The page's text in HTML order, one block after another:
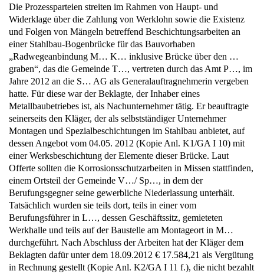
Die Prozessparteien streiten im Rahmen von Haupt- und
Widerklage über die Zahlung von Werklohn sowie die Existenz
und Folgen von Mängeln betreffend Beschichtungsarbeiten an
einer Stahlbau-Bogenbrücke für das Bauvorhaben
„Radwegeanbindung M… K… inklusive Brücke über den …
graben“, das die Gemeinde T…, vertreten durch das Amt P…, im
Jahre 2012 an die S… AG als Generalauftragnehmerin vergeben
hatte. Für diese war der Beklagte, der Inhaber eines
Metallbaubetriebes ist, als Nachunternehmer tätig. Er beauftragte
seinerseits den Kläger, der als selbstständiger Unternehmer
Montagen und Spezialbeschichtungen im Stahlbau anbietet, auf
dessen Angebot vom 04.05. 2012 (Kopie Anl. K1/GA I 10) mit
einer Werksbeschichtung der Elemente dieser Brücke. Laut
Offerte sollten die Korrosionsschutzarbeiten in Missen stattfinden,
einem Ortsteil der Gemeinde V…/ Sp…, in dem der
Berufungsgegner seine gewerbliche Niederlassung unterhält.
Tatsächlich wurden sie teils dort, teils in einer vom
Berufungsführer in L…, dessen Geschäftssitz, gemieteten
Werkhalle und teils auf der Baustelle am Montageort in M…
durchgeführt. Nach Abschluss der Arbeiten hat der Kläger dem
Beklagten dafür unter dem 18.09.2012 € 17.584,21 als Vergütung
in Rechnung gestellt (Kopie Anl. K2/GA I 11 f.), die nicht bezahlt